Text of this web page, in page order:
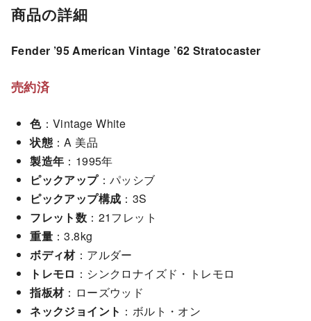
商品の詳細
Fender ’95 American Vintage ’62 Stratocaster
売約済
色：Vintage White
状態 ：A 美品
製造年 ：1995年
ピックアップ：パッシブ
ピックアップ構成 ：3S
フレット数 ：21フレット
重量 ：3.8kg
ボディ材：アルダー
トレモロ ：シンクロナイズド・トレモロ
指板材：ローズウッド
ネックジョイント ：ボルト・オン